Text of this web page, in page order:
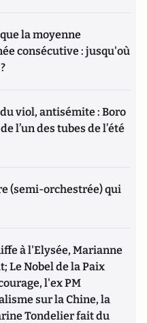
la moyenne
consécutive : jusqu'où
viol, antisémite : Boro
l’un des tubes de l’été
(semi-orchestrée) qui
à l'Elysée, Marianne
Le Nobel de la Paix
l'ex PM
sur la Chine, la
Tondelier fait du